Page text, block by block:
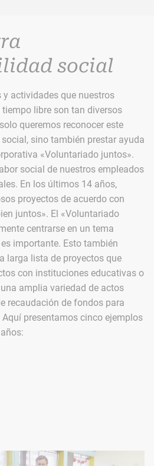
social
actividades que nuestros
libre son tan diversos
queremos reconocer este
sino también prestar ayuda
«Voluntariado juntos».
social de nuestros empleados
En los últimos 14 años,
proyectos de acuerdo con
juntos». El «Voluntariado
centrarse en un tema
importante. Esto también
larga lista de proyectos que
con instituciones educativas o
amplia variedad de actos
recaudación de fondos para
presentamos cinco ejemplos